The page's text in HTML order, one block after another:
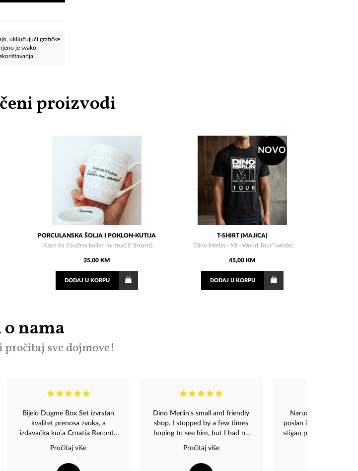
uključujući grafičke
je svako
proizvodi
PORCULANSKA ŠOLJA I POKLON-KUTIJA
"Kako da ti kažem koliko mi značiš" (hearts)
35,00 KM
DODAJ U KORPU
NOVO
T-SHIRT (MAJICA)
“Dino Merlin - Mi - World Tour” (white)
45,00 KM
DODAJU KORPU
o nama
sve dojmove!
Bijelo Dugme Box Set izvrstan
kvalitet prenosa zvuka, a
izdavačka kuća Croatia Records
najbolja kao i uvijek nikad ne
razočara
Pročitaj više
Dino Merlin's small and friendly
shop. I stopped by a few times
hoping to see him, but I had no
luck and couldn't find him. You
can find Dino Merlin albums and
many kinds of souvenirs in the
Pročitaj više
Narucila sam poklon,
poslan iduci dan s
stigao preko granice i tu